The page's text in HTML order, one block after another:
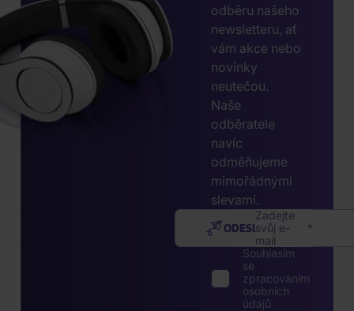
odběru našeho
newsletteru, ať
vám akce nebo
novinky
neutečou.
Naše
odběratele
navíc
odměňujeme
mimořádnými
slevami.
Zadejte
svůj e-
mail
ODESLAT
Souhlasím
se
zpracováním
osobních
údajů